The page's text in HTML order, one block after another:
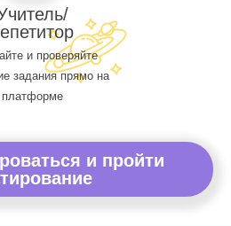
и проверяйте
задания прямо на
платформе
и пройти